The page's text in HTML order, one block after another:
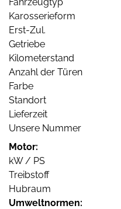
Karosserieform
Erst-Zul.
Getriebe
Kilometerstand
Anzahl der Türen
Farbe
Standort
Lieferzeit
Unsere Nummer
Motor:
kW / PS
Treibstoff
Hubraum
Umweltnormen: